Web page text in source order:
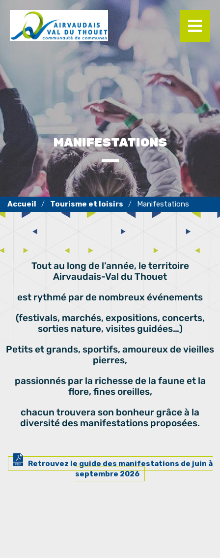
Tourisme et loisirs Manifestations
Tout au long de l’année, le territoire
Airvaudais-Val du Thouet
est rythmé par de nombreux événements
(festivals, marchés, expositions, concerts,
sorties nature, visites guidées…)
Petits et grands, sportifs, amoureux de vieilles
pierres,
passionnés par la richesse de la faune et la
flore, fines oreilles,
chacun trouvera son bonheur grâce à la
diversité des manifestations proposées.
Retrouvez le guide des manifestations de juin à
septembre 2026
MANIFESTATIONS
Panneau de gestion des cookies